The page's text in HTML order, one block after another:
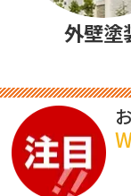
外壁塗